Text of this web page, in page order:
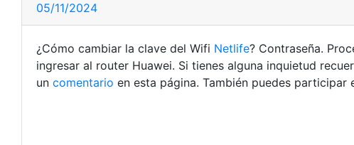
05/11/2024
¿Cómo cambiar la clave del Wifi Netlife? Contraseña.
ingresar al router Huawei. Si tienes alguna inquietud
un comentario en esta página. También puedes participar